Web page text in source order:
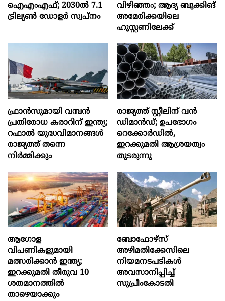
ഐഎംഎഫ്; 2030ല്‍ 7.1
ട്രില്യണ്‍ ഡോളര്‍ സ്വപ്നം
വിഴിഞ്ഞം; ആദ്യ ബുക്കിങ്
അമേരിക്കയിലെ
ഹൂസ്റ്റണിലേക്ക്
ഫ്രാൻസുമായി വമ്പന്‍
പ്രതിരോധ കരാറിന് ഇന്ത്യ;
റഫാല്‍ യുദ്ധവിമാനങ്ങള്‍
രാജ്യത്ത് തന്നെ
നിര്‍മ്മിക്കും
രാജ്യത്ത് സ്റ്റീലിന് വൻ
ഡിമാൻഡ്; ഉപഭോഗം
റെക്കോർഡിൽ,
ഇറക്കുമതി ആശ്രയത്വം
തുടരുന്നു
ആഗോള
വിപണികളുമായി
മത്സരിക്കാൻ ഇന്ത്യ;
ഇറക്കുമതി തീരുവ 10
ശതമാനത്തിൽ
താഴെയാക്കും
ബോഫോഴ്‌സ്
അഴിമതിക്കേസിലെ
നിയമനടപടികൾ
അവസാനിപ്പിച്ച്
സുപ്രീംകോടതി